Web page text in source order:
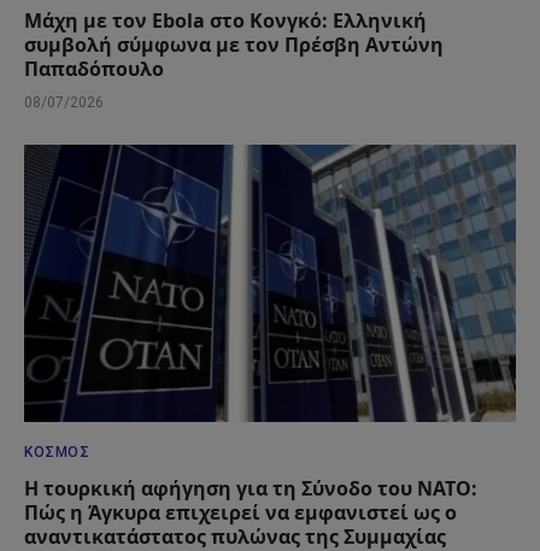
Μάχη με τον Ebola στο Κονγκό: Ελληνική
συμβολή σύμφωνα με τον Πρέσβη Αντώνη
Παπαδόπουλο
08/07/2026
ΚΌΣΜΟΣ
Η τουρκική αφήγηση για τη Σύνοδο του ΝΑΤΟ:
Πώς η Άγκυρα επιχειρεί να εμφανιστεί ως ο
αναντικατάστατος πυλώνας της Συμμαχίας